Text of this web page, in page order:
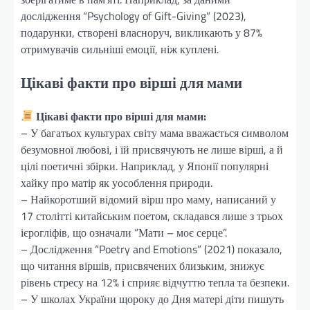
дослідження “Psychology of Gift-Giving” (2023),
подарунки, створені власноруч, викликають у 87%
отримувачів сильніші емоції, ніж куплені.
Цікаві факти про вірші для мами
Цікаві факти про вірші для мами:
– У багатьох культурах світу мама вважається символом
безумовної любові, і їй присвячують не лише вірші, а й
цілі поетичні збірки. Наприклад, у Японії популярні
хайку про матір як уособлення природи.
– Найкоротший відомий вірш про маму, написаний у
17 столітті китайським поетом, складався лише з трьох
ієрогліфів, що означали “Мати – моє серце”.
– Дослідження “Poetry and Emotions” (2021) показало,
що читання віршів, присвячених близьким, знижує
рівень стресу на 12% і сприяє відчуттю тепла та безпеки.
– У школах України щороку до Дня матері діти пишуть